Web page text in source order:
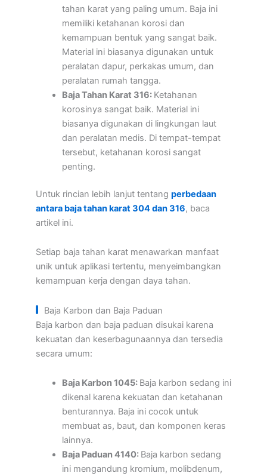
tahan karat yang paling umum. Baja ini
memiliki ketahanan korosi dan
kemampuan bentuk yang sangat baik.
Material ini biasanya digunakan untuk
peralatan dapur, perkakas umum, dan
peralatan rumah tangga.
Baja Tahan Karat 316: Ketahanan
korosinya sangat baik. Material ini
biasanya digunakan di lingkungan laut
dan peralatan medis. Di tempat-tempat
tersebut, ketahanan korosi sangat
penting.
Untuk rincian lebih lanjut tentang perbedaan
antara baja tahan karat 304 dan 316, baca
artikel ini.
Setiap baja tahan karat menawarkan manfaat
unik untuk aplikasi tertentu, menyeimbangkan
kemampuan kerja dengan daya tahan.
Baja Karbon dan Baja Paduan
Baja karbon dan baja paduan disukai karena
kekuatan dan keserbagunaannya dan tersedia
secara umum:
Baja Karbon 1045: Baja karbon sedang ini
dikenal karena kekuatan dan ketahanan
benturannya. Baja ini cocok untuk
membuat as, baut, dan komponen keras
lainnya.
Baja Paduan 4140: Baja karbon sedang
ini mengandung kromium, molibdenum,